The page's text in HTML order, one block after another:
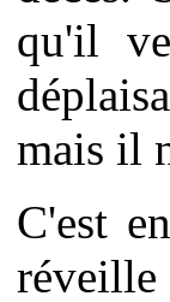
qu'il
mais il
C'est
réveille